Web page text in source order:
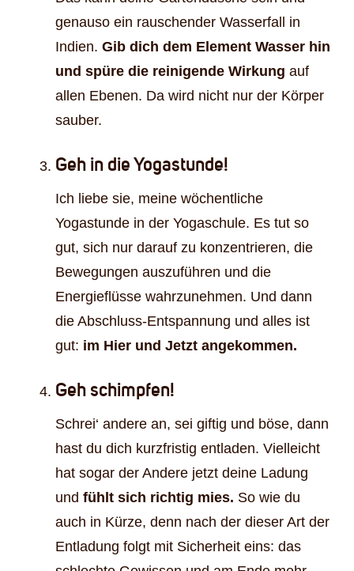
genauso ein rauschender Wasserfall in
Indien. Gib dich dem Element Wasser hin
und spüre die reinigende Wirkung auf
allen Ebenen. Da wird nicht nur der Körper
sauber.
Geh in die Yogastunde!
Ich liebe sie, meine wöchentliche
Yogastunde in der Yogaschule. Es tut so
gut, sich nur darauf zu konzentrieren, die
Bewegungen auszuführen und die
Energieflüsse wahrzunehmen. Und dann
die Abschluss-Entspannung und alles ist
gut: im Hier und Jetzt angekommen.
Geh schimpfen!
Schrei‘ andere an, sei giftig und böse, dann
hast du dich kurzfristig entladen. Vielleicht
hat sogar der Andere jetzt deine Ladung
und fühlt sich richtig mies. So wie du
auch in Kürze, denn nach der dieser Art der
Entladung folgt mit Sicherheit eins: das